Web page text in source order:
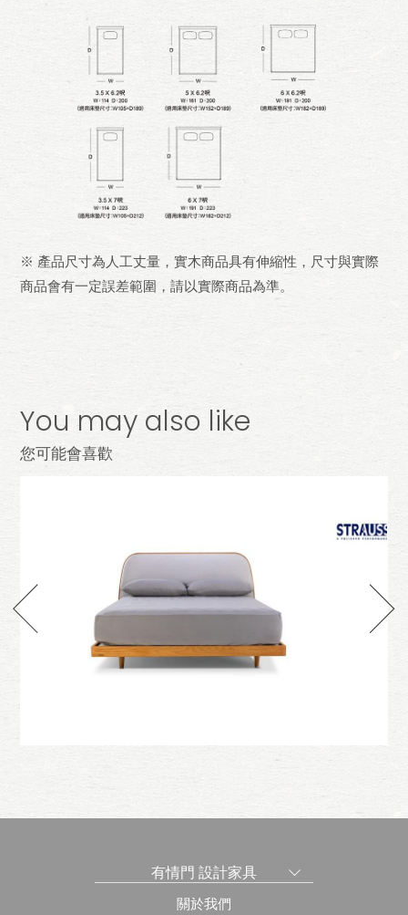
※ 產品尺寸為人工丈量，實木商品具有伸縮性，尺寸與實際
商品會有一定誤差範圍，請以實際商品為準。
You may also like
您可能會喜歡
有情門 設計家具
關於我們